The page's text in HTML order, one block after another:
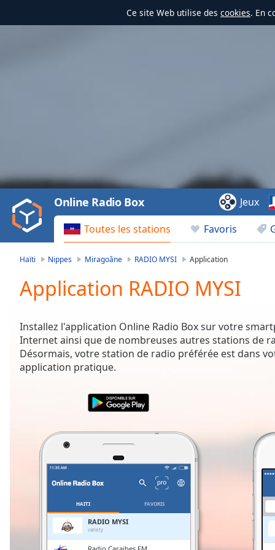
Ce site Web utilise des cookies. En
Play
Video
Play
Backward
Skip
Current
Time0:00
Duration-:-
Loaded:
0.00%
Stream
Remaining
Toutes les stations Favoris
Online Radio Box Jeux
Haïti Nippes Miragoâne RADIO MYSI Application
Application RADIO MYSI
Installez l'application Online Radio Box sur votre
Internet ainsi que de nombreuses autres stations de
Désormais, votre station de radio préférée est dans
application pratique.
HAÏTI FAVORIS
RADIO MYSI
variety
Radio Caraibes FM